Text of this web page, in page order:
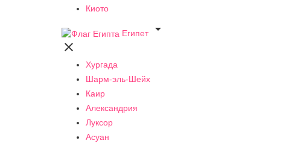
Киото
Египет


Хургада
Шарм-эль-Шейх
Каир
Александрия
Луксор
Асуан